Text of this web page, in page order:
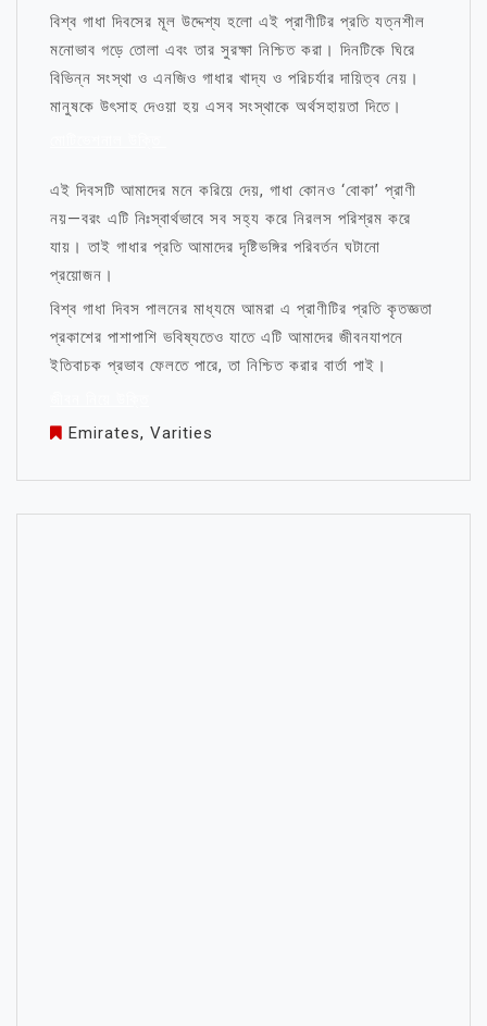
বিশ্ব গাধা দিবসের মূল উদ্দেশ্য হলো এই প্রাণীটির প্রতি যত্নশীল
মনোভাব গড়ে তোলা এবং তার সুরক্ষা নিশ্চিত করা। দিনটিকে ঘিরে
বিভিন্ন সংস্থা ও এনজিও গাধার খাদ্য ও পরিচর্যার দায়িত্ব নেয়।
মানুষকে উৎসাহ দেওয়া হয় এসব সংস্থাকে অর্থসহায়তা দিতে।
এই দিবসটি আমাদের মনে করিয়ে দেয়, গাধা কোনও ‘বোকা’ প্রাণী
নয়—বরং এটি নিঃস্বার্থভাবে সব সহ্য করে নিরলস পরিশ্রম করে
যায়। তাই গাধার প্রতি আমাদের দৃষ্টিভঙ্গির পরিবর্তন ঘটানো
প্রয়োজন।
বিশ্ব গাধা দিবস পালনের মাধ্যমে আমরা এ প্রাণীটির প্রতি কৃতজ্ঞতা
প্রকাশের পাশাপাশি ভবিষ্যতেও যাতে এটি আমাদের জীবনযাপনে
ইতিবাচক প্রভাব ফেলতে পারে, তা নিশ্চিত করার বার্তা পাই।
Emirates, Varities